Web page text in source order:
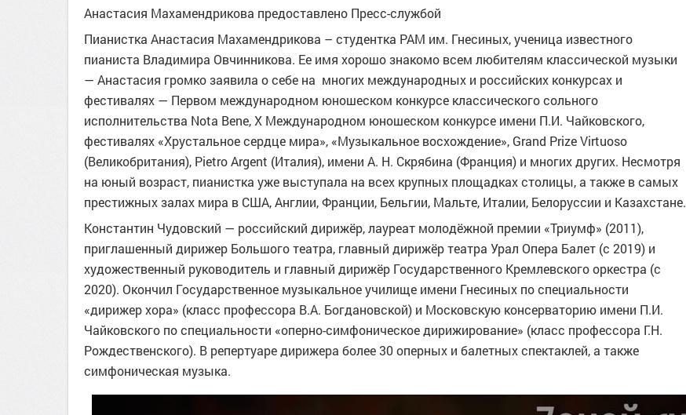
Анастасия Махамендрикова предоставлено Пресс-службой
Пианистка Анастасия Махамендрикова – студентка РАМ им. Гнесиных, ученица известного
пианиста Владимира Овчинникова. Ее имя хорошо знакомо всем любителям классической музыки
— Анастасия громко заявила о себе на многих международных и российских конкурсах и
фестивалях — Первом международном юношеском конкурсе классического сольного
исполнительства Nota Bene, X Международном юношеском конкурсе имени П.И. Чайковского,
фестивалях «Хрустальное сердце мира», «Музыкальное восхождение», Grand Prize Virtuoso
(Великобритания), Pietro Argent (Италия), имени А. Н. Скрябина (Франция) и многих других. Несмотря
на юный возраст, пианистка уже выступала на всех крупных площадках столицы, а также в самых
престижных залах мира в США, Англии, Франции, Бельгии, Мальте, Италии, Белоруссии и Казахстане.
Константин Чудовский — российский дирижёр, лауреат молодёжной премии «Триумф» (2011),
приглашенный дирижер Большого театра, главный дирижёр театра Урал Опера Балет (с 2019) и
художественный руководитель и главный дирижёр Государственного Кремлевского оркестра (с
2020). Окончил Государственное музыкальное училище имени Гнесиных по специальности
«дирижер хора» (класс профессора В.А. Богдановской) и Московскую консерваторию имени П.И.
Чайковского по специальности «оперно-симфоническое дирижирование» (класс профессора Г.Н.
Рождественского). В репертуаре дирижера более 30 оперных и балетных спектаклей, а также
симфоническая музыка.